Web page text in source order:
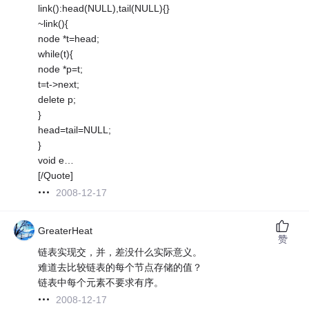
link():head(NULL),tail(NULL){}
~link(){
node *t=head;
while(t){
node *p=t;
t=t->next;
delete p;
}
head=tail=NULL;
}
void e…
[/Quote]
2008-12-17
GreaterHeat
链表实现交，并，差没什么实际意义。
难道去比较链表的每个节点存储的值？
链表中每个元素不要求有序。
2008-12-17
赞